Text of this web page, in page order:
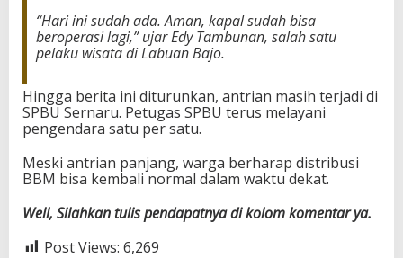
“Hari ini sudah ada. Aman, kapal sudah bisa
beroperasi lagi,” ujar Edy Tambunan, salah satu
pelaku wisata di Labuan Bajo.
Hingga berita ini diturunkan, antrian masih terjadi di
SPBU Sernaru. Petugas SPBU terus melayani
pengendara satu per satu.
Meski antrian panjang, warga berharap distribusi
BBM bisa kembali normal dalam waktu dekat.
Well, Silahkan tulis pendapatnya di kolom komentar ya.
Post Views: 6,269